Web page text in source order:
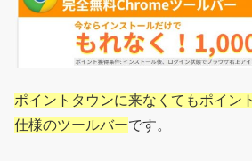
ポイントタウンに来なくてもポイン
仕様のツールバーです。